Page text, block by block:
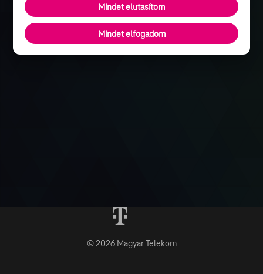
© 2026 Magyar Telekom
Mindet elutasítom
Mindet elfogadom